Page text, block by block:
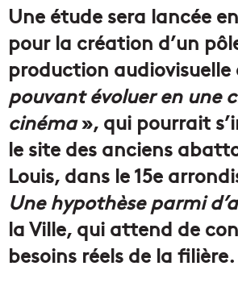
Une étude sera lancée
pour la création d’un
production audiovisuelle
pouvant évoluer en une
cinéma», qui pourrait
le site des anciens
Louis, dans le 15e
Une hypothèse parmi
la Ville, qui attend de
besoins réels de la filière.